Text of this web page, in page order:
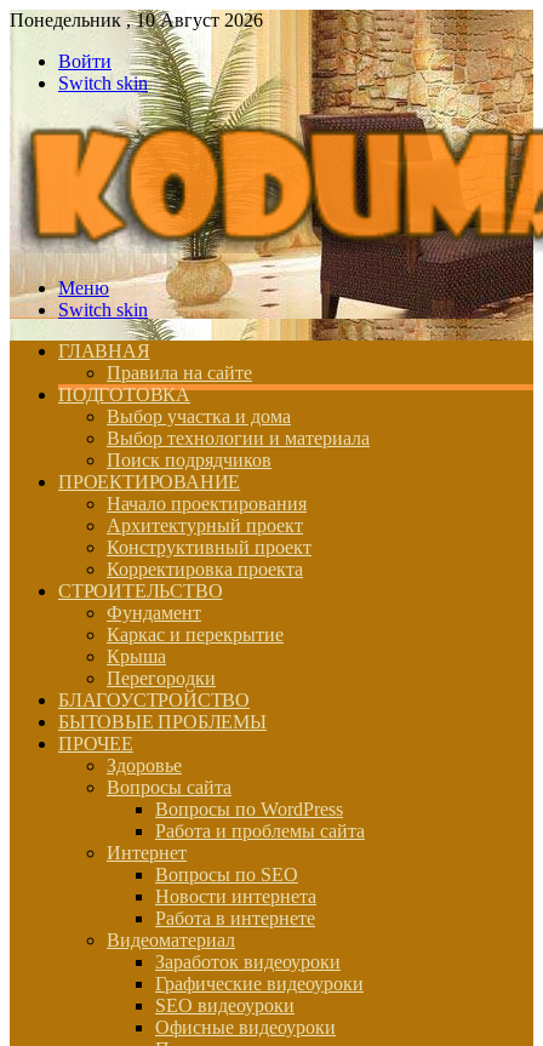
Понедельник , 10 Август 2026
Войти
Switch skin
Меню
Switch skin
ГЛАВНАЯ
Правила на сайте
ПОДГОТОВКА
Выбор участка и дома
Выбор технологии и материала
Поиск подрядчиков
ПРОЕКТИРОВАНИЕ
Начало проектирования
Архитектурный проект
Конструктивный проект
Корректировка проекта
СТРОИТЕЛЬСТВО
Фундамент
Каркас и перекрытие
Крыша
Перегородки
БЛАГОУСТРОЙСТВО
БЫТОВЫЕ ПРОБЛЕМЫ
ПРОЧЕЕ
Здоровье
Вопросы сайта
Вопросы по WordPress
Работа и проблемы сайта
Интернет
Вопросы по SEO
Новости интернета
Работа в интернете
Видеоматериал
Заработок видеоуроки
Графические видеоуроки
SEO видеоуроки
Офисные видеоуроки